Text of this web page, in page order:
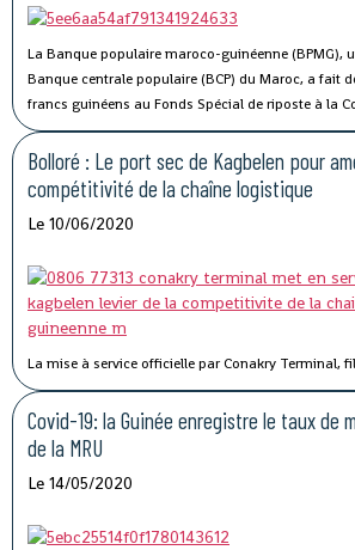
La Banque populaire maroco-guinéenne (BPMG),
Banque centrale populaire (BCP) du Maroc, a fait
francs guinéens au Fonds Spécial de riposte à la
stabilisation économique de la Guinée.
Bolloré : Le port sec de Kagbelen pour
compétitivité de la chaîne logistique
Le 10/06/2020
La mise à service officielle par Conakry Terminal,
port sec de Kagbelen, permettra « l’amélioration
compétitivité du Port Autonome de Conakry ».«
sec de Kagbelen répond au double défi de la
de stockage du terminal à conteneurs et de la
livraison des véhicules. En complément des
permettra l’amélioration des performances et la
Covid-19: la Guinée enregistre le taux de
de la MRU
Le 14/05/2020